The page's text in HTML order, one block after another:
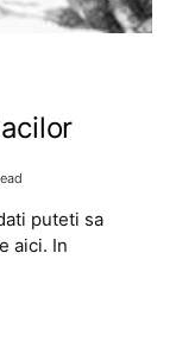
puteti sa
aici. In